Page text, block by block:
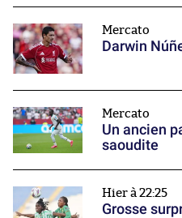
Mercato
Darwin
Mercato
Un ancien
saoudite
Hier à 22:25
Grosse